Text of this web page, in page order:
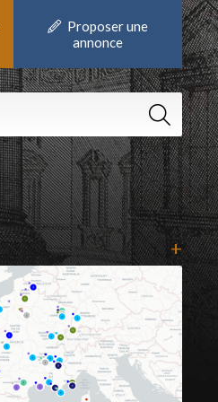
Proposer une
annonce
+